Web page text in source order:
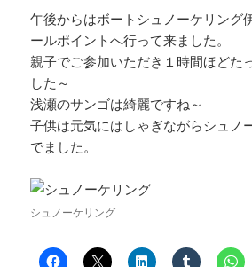
午後からはボートシュノーケリング
ールポイントへ行って来ました。
親子でご参加いただき１時間ほどた
した～
浅瀬のサンゴは綺麗ですね～
子供は元気にはしゃぎながらシュノ
でました。
シュノーケリング